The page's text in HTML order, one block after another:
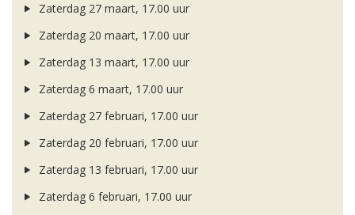
Zaterdag 27 maart, 17.00 uur
Zaterdag 20 maart, 17.00 uur
Zaterdag 13 maart, 17.00 uur
Zaterdag 6 maart, 17.00 uur
Zaterdag 27 februari, 17.00 uur
Zaterdag 20 februari, 17.00 uur
Zaterdag 13 februari, 17.00 uur
Zaterdag 6 februari, 17.00 uur